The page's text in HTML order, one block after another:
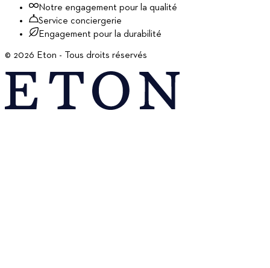
Notre engagement pour la qualité
Service conciergerie
Engagement pour la durabilité
© 2026 Eton - Tous droits réservés